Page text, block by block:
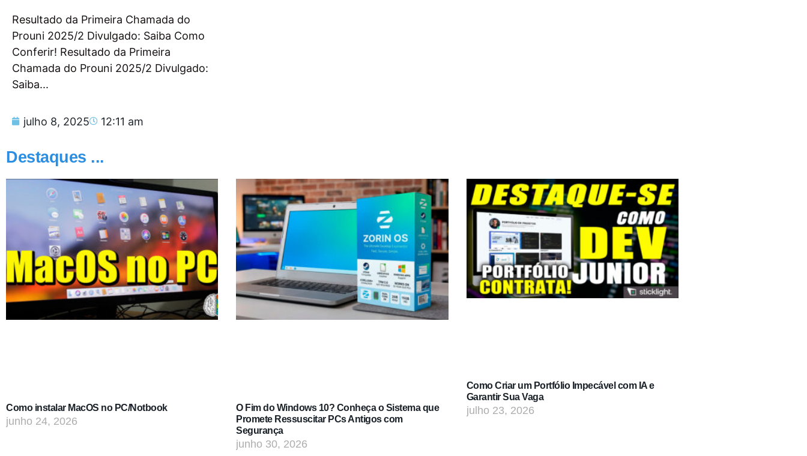
Resultado da Primeira Chamada do
Prouni 2025/2 Divulgado: Saiba Como
Conferir! Resultado da Primeira
Chamada do Prouni 2025/2 Divulgado:
Saiba...
julho 8, 2025 12:11 am
Destaques ...
Como instalar MacOS no PC/Notbook
junho 24, 2026
O Fim do Windows 10? Conheça o Sistema que
Promete Ressuscitar PCs Antigos com
Segurança
junho 30, 2026
Como Criar um Portfólio Impecável com IA e
Garantir Sua Vaga
julho 23, 2026